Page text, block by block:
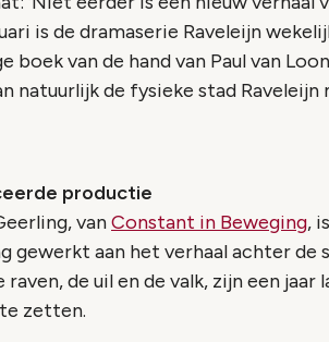
is de dramaserie Raveleijn
boek van de hand van Paul van
natuurlijk de fysieke stad
productie
vanConstant in Beweging,
gewerkt aan het verhaal achter de
raven, de uil en de valk, zijn een
zetten.